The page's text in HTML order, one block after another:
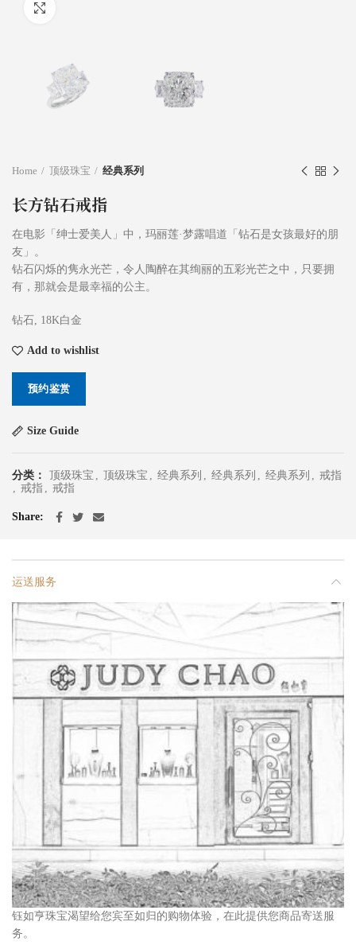
Home 顶级珠宝 经典系列
长方钻石戒指
在电影「绅士爱美人」中，玛丽莲·梦露唱道「钻石是女孩最好的朋
友」。
钻石闪烁的隽永光芒，令人陶醉在其绚丽的五彩光芒之中，只要拥
有，那就会是最幸福的公主。
钻石, 18K白金
Add to wishlist
预约鉴赏
Size Guide
分类： 顶级珠宝 , 顶级珠宝 , 经典系列 , 经典系列 , 经典系列 , 戒指
, 戒指 , 戒指
Share
运送服务
钰如亨珠宝渴望给您宾至如归的购物体验，在此提供您商品寄送服
务。